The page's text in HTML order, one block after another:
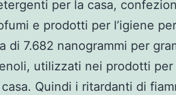
per la casa,
e prodotti per l’igiene
di 7.682 nanogrammi per
utilizzati nei prodotti
Quindi i ritardanti di